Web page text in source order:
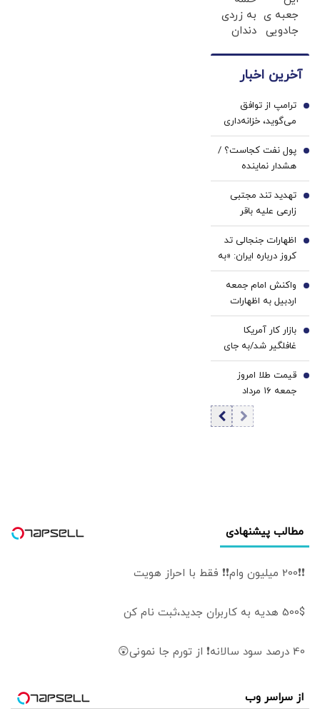
پزشکی
با پک
خانگی
تتر
هست!
کن
جعبه ی
جادویی
حک
خرید40%تخفیف
به زردی
دندان
سفید
دندان!
خرید40%تخفیف
آخرین اخبار
ترامپ از توافق
می‌گوید، خزانه‌داری
آمریکا ایران را تحریم
می‌کند
1
پول نفت کجاست؟ /
هشدار نماینده
مجلس درباره
استیضاح وزیر نفت
2
تهدید تند مجتبی
زارعی علیه باقر
خرازی:حاضرم با وضو
شلاقت را اجرا کنم
3
اظهارات جنجالی تد
کروز درباره ایران: «به
معترضان اسلحه
بدهید»
4
واکنش امام جمعه
اردبیل به اظهارات
محمدباقر خرازی/ چرا
برخورد نمی‌شود؟
5
بازار کار آمریکا
غافلگیر شد/به جای
ایجاد شغل، ۲۳ هزار
شغل حذف شد
6
قیمت طلا امروز
جمعه ۱۶ مرداد
۱۴۰۵/ افزایش قیمت
7
مطالب پیشنهادی
❗❗200 میلیون وام❗❗ فقط با احراز هویت
500$ هدیه به کاربران جدید،ثبت نام کن
40 درصد سود سالانه❗ از تورم جا نمونی😲
از سراسر وب